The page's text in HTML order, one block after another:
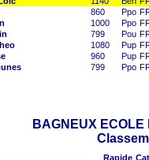
860 Ppo
1000 Ppo
799 Pou
1080 Pup
960 Pup
799 Ppo
BAGNEUX
Rapide